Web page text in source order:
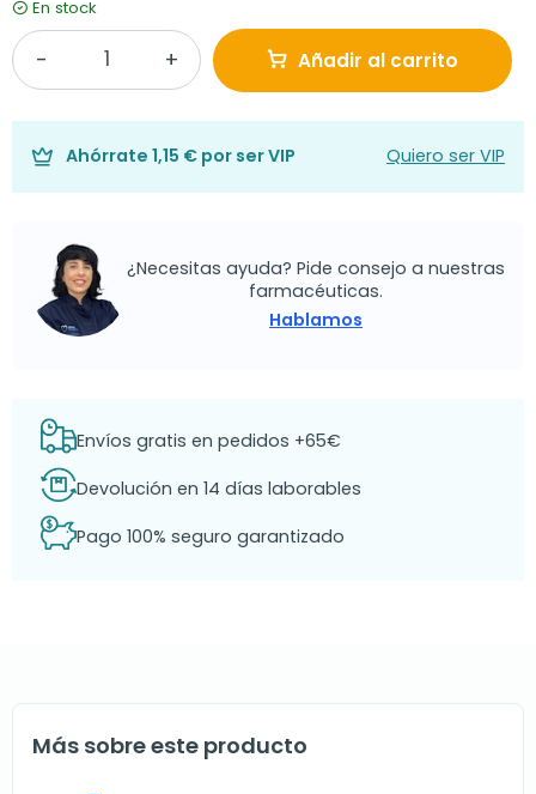
En stock
Añadir al carrito
Ahórrate 1,15 € por ser VIP Quiero ser VIP
¿Necesitas ayuda? Pide consejo a nuestras
farmacéuticas.
Hablamos
Envíos gratis en pedidos +65€
Devolución en 14 días laborables
Pago 100% seguro garantizado
Más sobre este producto